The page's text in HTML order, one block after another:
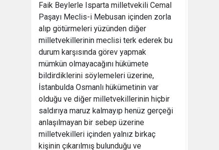
Faik Beylerle Isparta milletvekili Cemal
Paşayı Meclis-i Mebusan içinden zorla
alıp götürmeleri yüzünden diğer
milletvekillerinin meclisi terk ederek bu
durum karşısında görev yapmak
mümkün olmayacağını hükümete
bildirdiklerini söylemeleri üzerine,
İstanbulda Osmanlı hükümetinin var
olduğu ve diğer milletvekillerinin hiçbir
saldırıya maruz kalmayıp henüz gerçeği
anlaşılmayan bir sebep üzerine
milletvekilleri içinden yalnız birkaç
kişinin çıkarılmış bulunduğu ve